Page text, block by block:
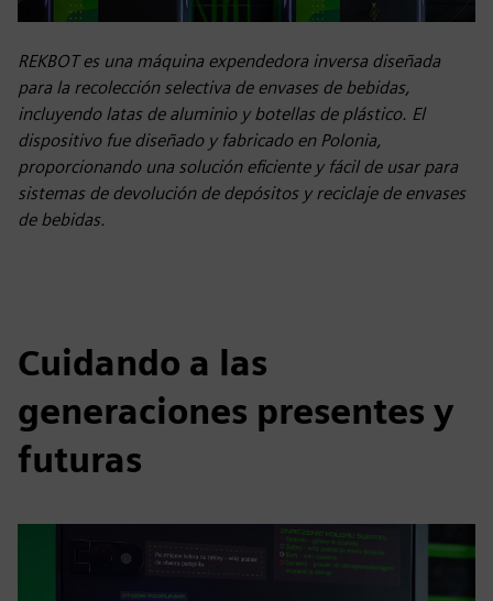
REKBOT es una máquina expendedora inversa diseñada
para la recolección selectiva de envases de bebidas,
incluyendo latas de aluminio y botellas de plástico. El
dispositivo fue diseñado y fabricado en Polonia,
proporcionando una solución eficiente y fácil de usar para
sistemas de devolución de depósitos y reciclaje de envases
de bebidas.
Cuidando a las
generaciones presentes y
futuras